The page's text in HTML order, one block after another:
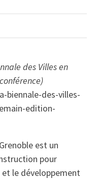
des Villes en
biennale-des-villes-
edition-
est un
pour
et le développement